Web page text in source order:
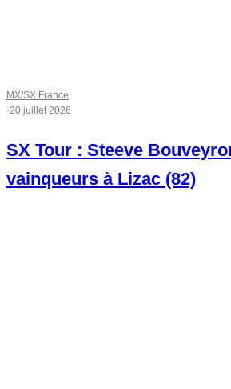
MX/SX France
·20 juillet 2026
SX Tour : Steeve
vainqueurs à Lizac (82)